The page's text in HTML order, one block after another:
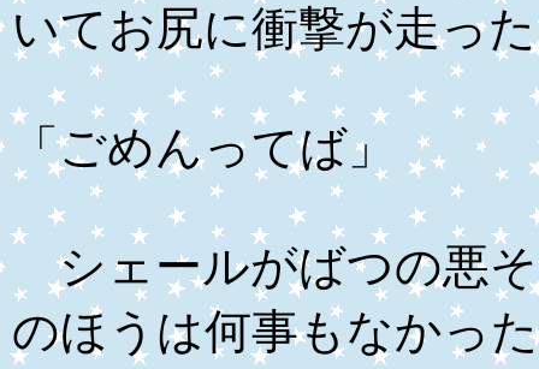
いてお尻に衝撃が走っ
「ごめんってば」
シェールがばつの悪
のほうは何事もなかっ